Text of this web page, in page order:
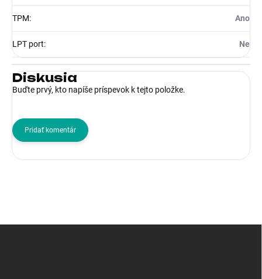
TPM: Ano
LPT port: Ne
Diskusia
Buďte prvý, kto napíše príspevok k tejto položke.
Pridať komentár